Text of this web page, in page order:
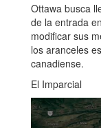
Ottawa busca
de la entrada
modificar sus
los aranceles
canadiense.
El Imparcial